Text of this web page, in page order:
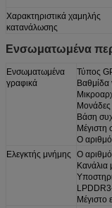
Χαρακτηριστικά χαμηλής
κατανάλωσης
Ενσωματωμένα
Ενσωματωμένα
γραφικά
Τύπος
Βαθμίδα
Μονάδες
Βάση
Μέγιστη
Ο
Ελεγκτής μνήμης
Ο
Κανάλια
Μέγιστο